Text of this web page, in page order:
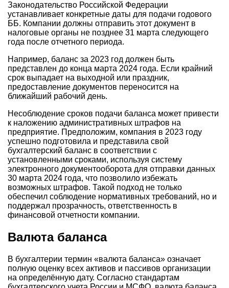
Законодательство Российской Федерации
устанавливает конкретные даты для подачи годового
ББ. Компании должны отправить этот документ в
налоговые органы не позднее 31 марта следующего
года после отчетного периода.
Например, баланс за 2023 год должен быть
представлен до конца марта 2024 года. Если крайний
срок выпадает на выходной или праздник,
предоставление документов переносится на
ближайший рабочий день.
Несоблюдение сроков подачи баланса может привести
к наложению административных штрафов на
предприятие. Предположим, компания в 2023 году
успешно подготовила и представила свой
бухгалтерский баланс в соответствии с
установленными сроками, используя систему
электронного документооборота для отправки данных
30 марта 2024 года, что позволило избежать
возможных штрафов. Такой подход не только
обеспечил соблюдение нормативных требований, но и
поддержал прозрачность, ответственность в
финансовой отчетности компании.
Валюта баланса
В бухгалтерии термин «валюта баланса» означает
полную оценку всех активов и пассивов организации
на определённую дату. Согласно стандартам